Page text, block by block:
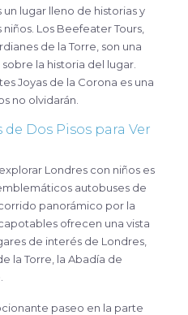
un lugar lleno de historias y
Los Beefeater Tours,
de la Torre, son una
la historia del lugar.
Joyas de la Corona es una
no olvidarán.
Dos Pisos para Ver
autobuses de
panorámico por la
ofrecen una vista
de interés de Londres,
la Torre, la Abadía de
paseo en la parte